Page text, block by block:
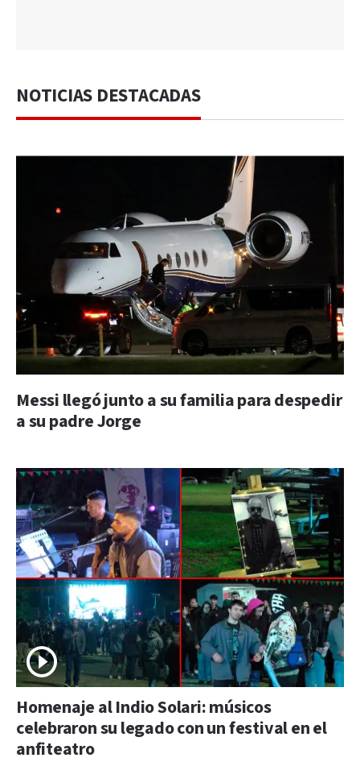
NOTICIAS DESTACADAS
Messi llegó junto a su familia para despedir
a su padre Jorge
Homenaje al Indio Solari: músicos
celebraron su legado con un festival en el
anfiteatro